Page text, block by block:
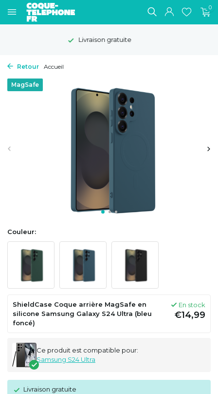
0
Délai de rétractation de 100 jours
Retour Accueil
MagSafe
Couleur:
ShieldCase Coque arrière MagSafe en
silicone Samsung Galaxy S24 Ultra (bleu
foncé)
En stock
€14,99
Ce produit est compatible pour:
Samsung S24 Ultra
Livraison gratuite